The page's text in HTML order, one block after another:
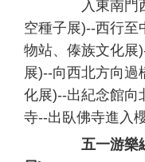
入東南門西
空種子展)--西行至
物站、傣族文化展
展)--向西北方向過
化展)--出紀念館向
寺--出臥佛寺進入
五一游樂